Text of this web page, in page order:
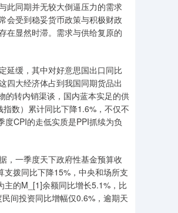
此同期并无较大倒逼压力的需求
会受到稳妥货币政策与积极财政
在显然时滞。需求与供给复原的
延缓，其中对好意思国出口同比
四大经济体占到我国同期货品出
的转内销渠谈，国内蓝本实足的供
数）累计同比下降1.6%，不仅不
CPI的走低实质是PPI抓续为负
，一季度天下政府性基金预算收
拨同比下降15%，中央和场所支
的M_[1]余额同比增长5.1%，比
间投资同比增幅仅0.6%，逾期天